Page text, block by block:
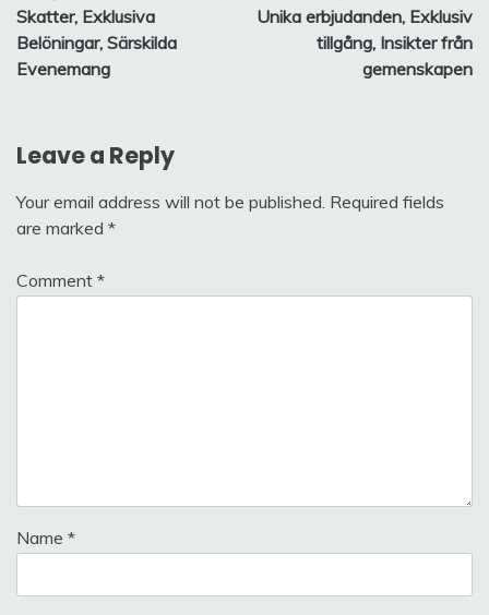
navigation
Skatter, Exklusiva
Belöningar, Särskilda
Evenemang
Unika erbjudanden, Exklusiv
tillgång, Insikter från
gemenskapen
Leave a Reply
Your email address will not be published. Required fields
are marked *
Comment *
Name *